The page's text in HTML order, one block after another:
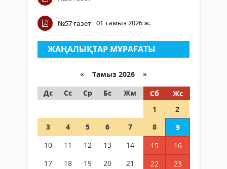
№57 газет 01 тамыз 2026 ж.
ЖАҢАЛЫҚТАР МҰРАҒАТЫ
« Тамыз 2026 »
Дс
Сс Ср Бс Жм Сб
Жс
1
2
3
4 5 6 7 8
9
10
11 12 13 14 15
16
17
18 19 20 21 22
23